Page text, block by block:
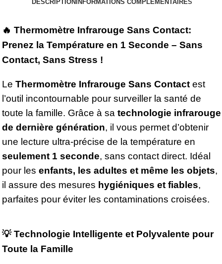
DESCRIPTION INFORMATIONS COMPLÉMENTAIRES
🔥 Thermomètre Infrarouge Sans Contact:
Prenez la Température en 1 Seconde – Sans
Contact, Sans Stress !
Le Thermomètre Infrarouge Sans Contact est
l’outil incontournable pour surveiller la santé de
toute la famille. Grâce à sa technologie infrarouge
de dernière génération, il vous permet d’obtenir
une lecture ultra-précise de la température en
seulement 1 seconde, sans contact direct. Idéal
pour les enfants, les adultes et même les objets,
il assure des mesures hygiéniques et fiables,
parfaites pour éviter les contaminations croisées.
💡Technologie Intelligente et Polyvalente pour
Toute la Famille